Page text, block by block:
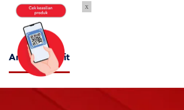
Artikel Terkait
x